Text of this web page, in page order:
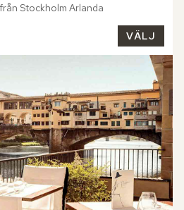
Stockholm Arlanda
VÄLJ